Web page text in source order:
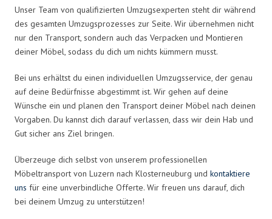
Unser Team von qualifizierten Umzugsexperten steht dir während
des gesamten Umzugsprozesses zur Seite. Wir übernehmen nicht
nur den Transport, sondern auch das Verpacken und Montieren
deiner Möbel, sodass du dich um nichts kümmern musst.
Bei uns erhältst du einen individuellen Umzugsservice, der genau
auf deine Bedürfnisse abgestimmt ist. Wir gehen auf deine
Wünsche ein und planen den Transport deiner Möbel nach deinen
Vorgaben. Du kannst dich darauf verlassen, dass wir dein Hab und
Gut sicher ans Ziel bringen.
Überzeuge dich selbst von unserem professionellen
Möbeltransport von Luzern nach Klosterneuburg und kontaktiere
uns für eine unverbindliche Offerte. Wir freuen uns darauf, dich
bei deinem Umzug zu unterstützen!